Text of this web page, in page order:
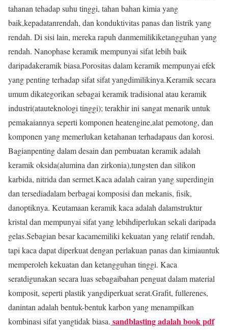
tahanan tehadap suhu tinggi, tahan bahan kimia yang
baik,kepadatanrendah, dan konduktivitas panas dan listrik yang
rendah. Di sisi lain, mereka rapuh danmemilikiketangguhan yang
rendah. Nanophase keramik mempunyai sifat lebih baik
daripadakeramik biasa.Porositas dalam keramik mempunyai efek
yang penting terhadap sifat sifat yangdimilikinya.Keramik secara
umum dikategorikan sebagai keramik tradisional atau keramik
industri(atauteknologi tinggi); terakhir ini sangat menarik untuk
pemakaiannya seperti komponen heatengine,alat pemotong, dan
komponen yang memerlukan ketahanan terhadapaus dan korosi.
Bagianpenting dalam desain dan pembuatan keramik adalah
keramik oksida(alumina dan zirkonia),tungsten dan silikon
karbida, nitrida dan sermet.Kaca adalah cairan yang superdingin
dan tersediadalam berbagai komposisi dan mekanis, fisik,
danoptiknya. Keutamaan keramik kaca adalah dalamstruktur
kristal dan mempunyai sifat yang lebihdiperlukan sekali daripada
gelas.Sebagian besar kacamemiliki kekuatan yang relatif rendah,
tapi kaca dapat diperkuat dengan perlakuan panas dan kimiauntuk
memperoleh kekuatan dan ketangguhan tinggi. Kaca
seratdigunakan secara luas sebagaibahan penguat dalam material
komposit, seperti plastik yangdiperkuat serat.Grafit, fullerenes,
danintan adalah bentuk-bentuk karbon yang menampilkan
kombinasi sifat yangtidak biasa. sandblasting adalah book pdf